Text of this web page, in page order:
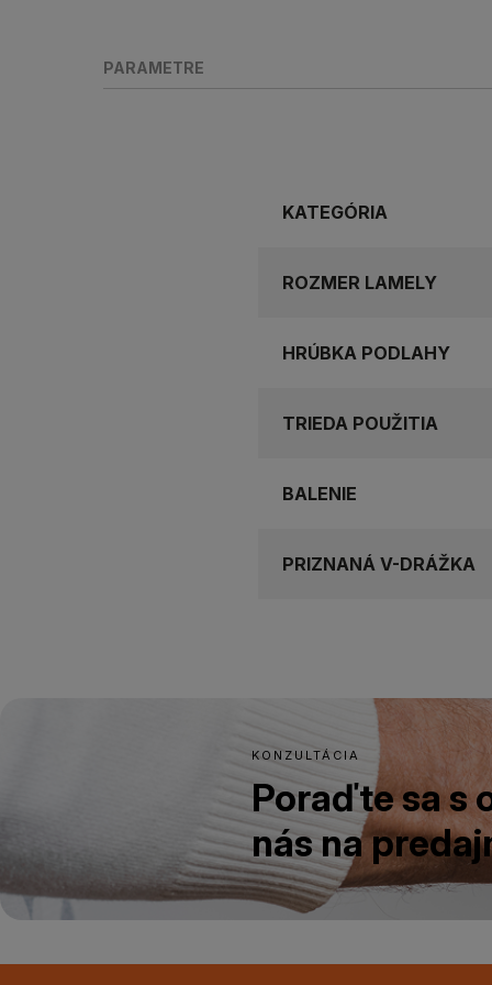
PARAMETRE
KATEGÓRIA
ROZMER LAMELY
HRÚBKA PODLAHY
TRIEDA POUŽITIA
BALENIE
PRIZNANÁ V-DRÁŽKA
KONZULTÁCIA
Poraďte sa s
nás na